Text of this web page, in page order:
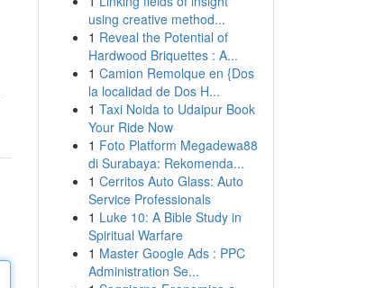
using creative method...
1 Reveal the Potential of
Hardwood Briquettes : A...
1 Camion Remolque en {Dos
la localidad de Dos H...
1 Taxi Noida to Udaipur Book
Your Ride Now
1 Foto Platform Megadewa88
di Surabaya: Rekomenda...
1 Cerritos Auto Glass: Auto
Service Professionals
1 Luke 10: A Bible Study in
Spiritual Warfare
1 Master Google Ads : PPC
Administration Se...